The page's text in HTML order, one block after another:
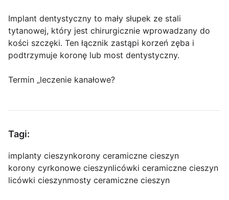
Implant dentystyczny to mały słupek ze stali
tytanowej, który jest chirurgicznie wprowadzany do
kości szczęki. Ten łącznik zastąpi korzeń zęba i
podtrzymuje koronę lub most dentystyczny.
Termin „leczenie kanałowe?
Tagi:
implanty cieszynkorony ceramiczne cieszyn
korony cyrkonowe cieszynlicówki ceramiczne cieszyn
licówki cieszynmosty ceramiczne cieszyn